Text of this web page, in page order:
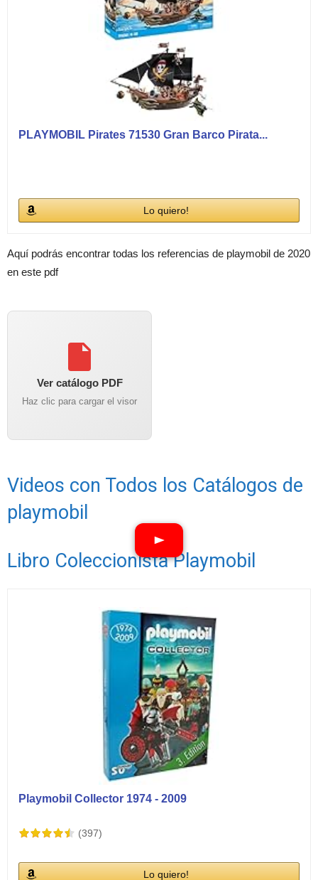
PLAYMOBIL Pirates 71530 Gran Barco Pirata...
Lo quiero!
Aquí podrás encontrar todas los referencias de playmobil de 2020
en este pdf
Ver catálogo PDF
Haz clic para cargar el visor
Videos con Todos los Catálogos de
playmobil
Libro Coleccionista Playmobil
Playmobil Collector 1974 - 2009
(397)
Lo quiero!